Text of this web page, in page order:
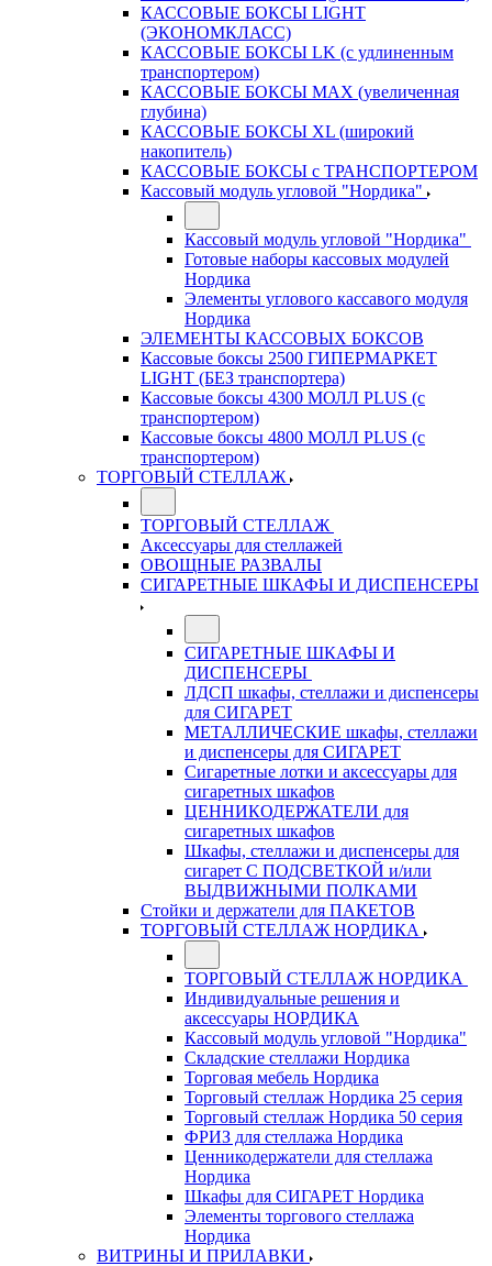
КАССОВЫЕ БОКСЫ LIGHT
(ЭКОНОМКЛАСС)
КАССОВЫЕ БОКСЫ LK (с удлиненным
транспортером)
КАССОВЫЕ БОКСЫ MAX (увеличенная
глубина)
КАССОВЫЕ БОКСЫ XL (широкий
накопитель)
КАССОВЫЕ БОКСЫ с ТРАНСПОРТЕРОМ
Кассовый модуль угловой "Нордика"
Кассовый модуль угловой "Нордика"
Готовые наборы кассовых модулей
Нордика
Элементы углового кассавого модуля
Нордика
ЭЛЕМЕНТЫ КАССОВЫХ БОКСОВ
Кассовые боксы 2500 ГИПЕРМАРКЕТ
LIGHT (БЕЗ транспортера)
Кассовые боксы 4300 МОЛЛ PLUS (с
транспортером)
Кассовые боксы 4800 МОЛЛ PLUS (с
транспортером)
ТОРГОВЫЙ СТЕЛЛАЖ
ТОРГОВЫЙ СТЕЛЛАЖ
Аксессуары для стеллажей
ОВОЩНЫЕ РАЗВАЛЫ
СИГАРЕТНЫЕ ШКАФЫ И ДИСПЕНСЕРЫ
СИГАРЕТНЫЕ ШКАФЫ И
ДИСПЕНСЕРЫ
ЛДСП шкафы, стеллажи и диспенсеры
для СИГАРЕТ
МЕТАЛЛИЧЕСКИЕ шкафы, стеллажи
и диспенсеры для СИГАРЕТ
Сигаретные лотки и аксессуары для
сигаретных шкафов
ЦЕННИКОДЕРЖАТЕЛИ для
сигаретных шкафов
Шкафы, стеллажи и диспенсеры для
сигарет С ПОДСВЕТКОЙ и/или
ВЫДВИЖНЫМИ ПОЛКАМИ
Стойки и держатели для ПАКЕТОВ
ТОРГОВЫЙ СТЕЛЛАЖ НОРДИКА
ТОРГОВЫЙ СТЕЛЛАЖ НОРДИКА
Индивидуальные решения и
аксессуары НОРДИКА
Кассовый модуль угловой "Нордика"
Складские стеллажи Нордика
Торговая мебель Нордика
Торговый стеллаж Нордика 25 серия
Торговый стеллаж Нордика 50 серия
ФРИЗ для стеллажа Нордика
Ценникодержатели для стеллажа
Нордика
Шкафы для СИГАРЕТ Нордика
Элементы торгового стеллажа
Нордика
ВИТРИНЫ И ПРИЛАВКИ